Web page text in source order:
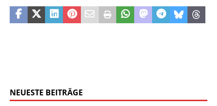
NEUESTE BEITRÄGE